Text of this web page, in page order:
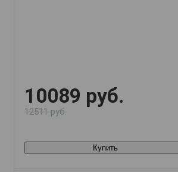
10089 руб.
12511 руб.
Купить